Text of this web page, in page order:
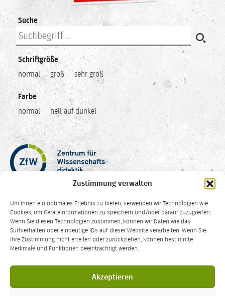
Zustimmung verwalten
Um Ihnen ein optimales Erlebnis zu bieten, verwenden wir Technologien wie
Cookies, um Geräteinformationen zu speichern und/oder darauf zuzugreifen.
Wenn Sie diesen Technologien zustimmen, können wir Daten wie das
Surfverhalten oder eindeutige IDs auf dieser Website verarbeiten. Wenn Sie
Ihre Zustimmung nicht erteilen oder zurückziehen, können bestimmte
Merkmale und Funktionen beeinträchtigt werden.
Akzeptieren
Suche
Schriftgröße
normal
groß sehr groß
Farbe
normal
hell auf dunkel
Zentrum
für
Wissenschaftsdidaktik
Ruhr-
Universität
Bochum
CC
SA
Die Inhalte dieser Website sind – sofern nicht anders vermerkt – lizenziert
Creative Commons Namensnennung Weitergabe unter
gleichen Bedingungen 4.0 International Lizenz.